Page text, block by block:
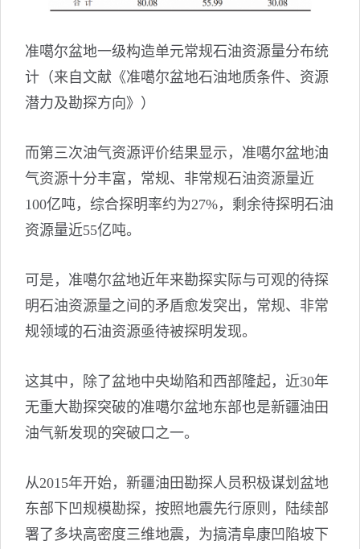
准噶尔盆地一级构造单元常规石油资源量分布统
计（来自文献《准噶尔盆地石油地质条件、资源
潜力及勘探方向》）
而第三次油气资源评价结果显示，准噶尔盆地油
气资源十分丰富，常规、非常规石油资源量近
100亿吨，综合探明率约为27%，剩余待探明石油
资源量近55亿吨。
可是，准噶尔盆地近年来勘探实际与可观的待探
明石油资源量之间的矛盾愈发突出，常规、非常
规领域的石油资源亟待被探明发现。
这其中，除了盆地中央坳陷和西部隆起，近30年
无重大勘探突破的准噶尔盆地东部也是新疆油田
油气新发现的突破口之一。
从2015年开始，新疆油田勘探人员积极谋划盆地
东部下凹规模勘探，按照地震先行原则，陆续部
署了多块高密度三维地震，为搞清阜康凹陷坡下